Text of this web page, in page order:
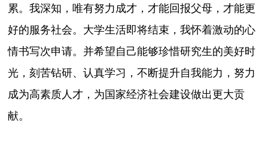
累。我深知，唯有努力成才，才能回报父母，才能更
好的服务社会。大学生活即将结束，我怀着激动的心
情书写次申请。并希望自己能够珍惜研究生的美好时
光，刻苦钻研、认真学习，不断提升自我能力，努力
成为高素质人才，为国家经济社会建设做出更大贡
献。